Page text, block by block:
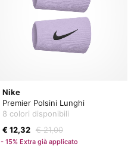
Nike
Premier Polsini Lunghi
8 colori disponibili
€ 12,32 € 21,00
- 15% Extra già applicato